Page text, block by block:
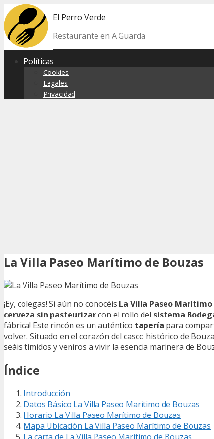
Skip
to
content
El Perro Verde
Restaurante en A Guarda
Políticas
Cookies
Legales
Privacidad
La Villa Paseo Marítimo de Bouzas
¡Ey, colegas! Si aún no conocéis La Villa Paseo Marítimo
cerveza sin pasteurizarcon el rollo del sistema
fábrica! Este rincón es un auténtico tapería para
volver. Situado en el corazón del casco histórico de
seáis tímidos y veniros a vivir la esencia marinera de
Índice
Introducción
Datos Básico La Villa Paseo Marítimo de Bouzas
Horario La Villa Paseo Marítimo de Bouzas
Mapa Ubicación La Villa Paseo Marítimo de Bouzas
La carta de La Villa Paseo Marítimo de Bouzas